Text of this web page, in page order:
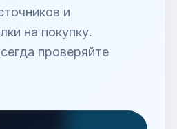
и
на покупку.
проверяйте